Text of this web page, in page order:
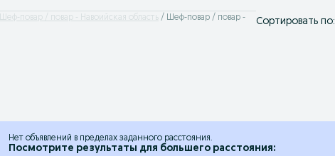
Шеф-повар / повар - Навоийская область
Шеф-повар / повар -
Сортировать по:
Нет объявлений в пределах заданного расстояния.
Посмотрите результаты для большего расстояния: